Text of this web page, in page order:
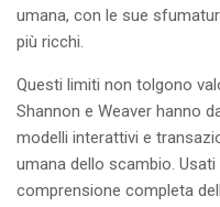
umana, con le sue
più ricchi.
Questi limiti non tolgono
Shannon e Weaver hanno
modelli interattivi e
umana dello scambio.
comprensione completa